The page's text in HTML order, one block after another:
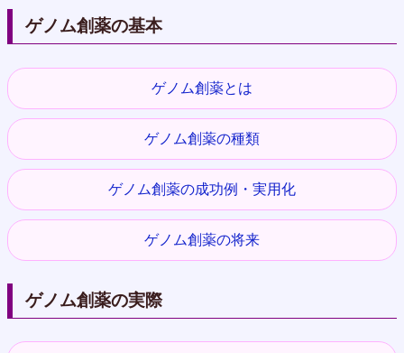
ゲノム創薬の基本
ゲノム創薬とは
ゲノム創薬の種類
ゲノム創薬の成功例・実用化
ゲノム創薬の将来
ゲノム創薬の実際